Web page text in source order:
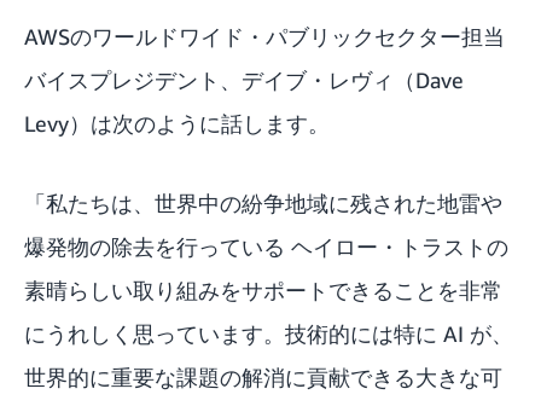
AWSのワールドワイド・パブリックセクター担当
バイスプレジデント、デイブ・レヴィ（Dave
Levy）は次のように話します。
「私たちは、世界中の紛争地域に残された地雷や
爆発物の除去を行っている ヘイロー・トラストの
素晴らしい取り組みをサポートできることを非常
にうれしく思っています。技術的には特に AI が、
世界的に重要な課題の解消に貢献できる大きな可